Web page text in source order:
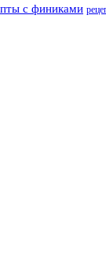
с финиками